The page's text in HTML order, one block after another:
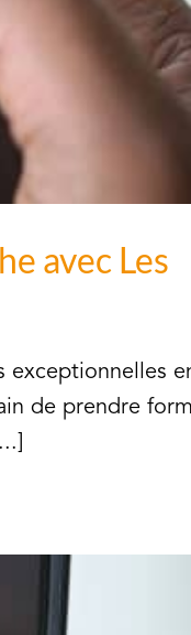
avec Les
exceptionnelles
de prendre